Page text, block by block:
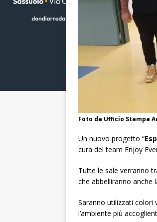
Foto da Ufficio Stampa
Un nuovo progetto “
cura del team Enjoy
Tutte le sale verranno
che abbelliranno anche
Saranno utilizzati colori
l’ambiente più